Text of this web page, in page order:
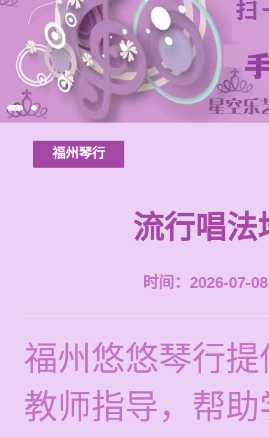
福州琴行
流行唱法
时间：2026-07-
福州悠悠琴行
教师指导，帮